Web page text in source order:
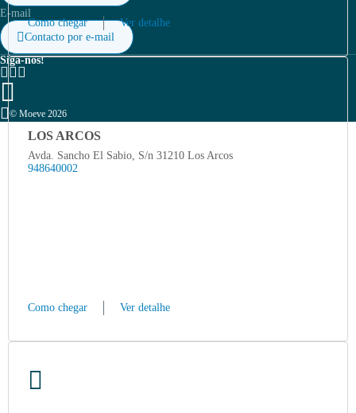
Como chegar Ver detalhe
LOS ARCOS
Avda. Sancho El Sabio, S/n 31210 Los Arcos
948640002
Como chegar Ver detalhe
Política de privacidade
E-mail
Contacto por e-mail
© Moeve 2026
Siga-nos!